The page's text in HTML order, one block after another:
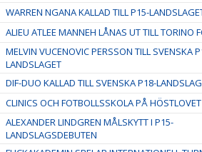
WARREN NGANA KALLAD TILL P15-
ALIEU ATLEE MANNEH LÅNAS UT TILL TORINO
MELVIN VUCENOVIC PERSSON TILL SVENSKA
LANDSLAGET
DIF-DUO KALLAD TILL SVENSKA P18-
CLINICS OCH FOTBOLLSSKOLA PÅ HÖSTLOVET
ALEXANDER LINDGREN MÅLSKYTT I P15-
LANDSLAGSDEBUTEN